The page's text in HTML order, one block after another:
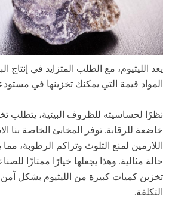
يعد الليثيوم، مع الطلب المتزايد في إنتاج
المواد قيمة التي يمكنك تخزينها في
نظرًا لحساسيته للظروف البيئية، يتطلب
خاضعة للرقابة. توفر المخابئ الخاصة بنا
اللازمين لمنع التلوث وتراكم الرطوبة،
حالة مثالية. وهذا يجعلها خيارًا ممتازًا
تخزين كميات كبيرة من الليثيوم بشكل
التكلفة.